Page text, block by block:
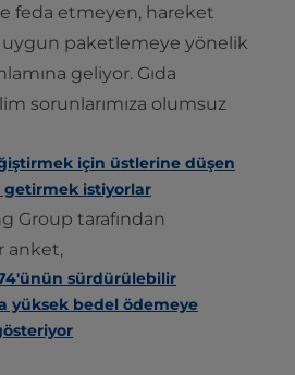
feda etmeyen, hareket
uygun paketlemeye yönelik
geliyor. Gıda
sorunlarımıza olumsuz
için üstlerine düşen
istiyorlar
Group tarafından
anket,
sürdürülebilir
yüksek bedel ödemeye